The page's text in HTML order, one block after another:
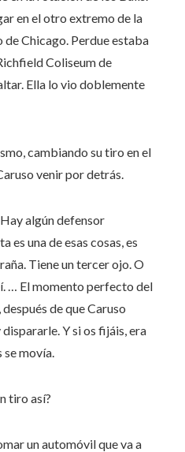
en el otro extremo de la
Chicago. Perdue estaba
Coliseum de
Ella lo vio doblemente
cambiando su tiro en el
venir por detrás.
algún defensor
es una de esas cosas, es
Tiene un tercer ojo. O
… El momento perfecto del
de que Caruso
Y si os fijáis, era
se movía.
tiro así?
un automóvil que va a